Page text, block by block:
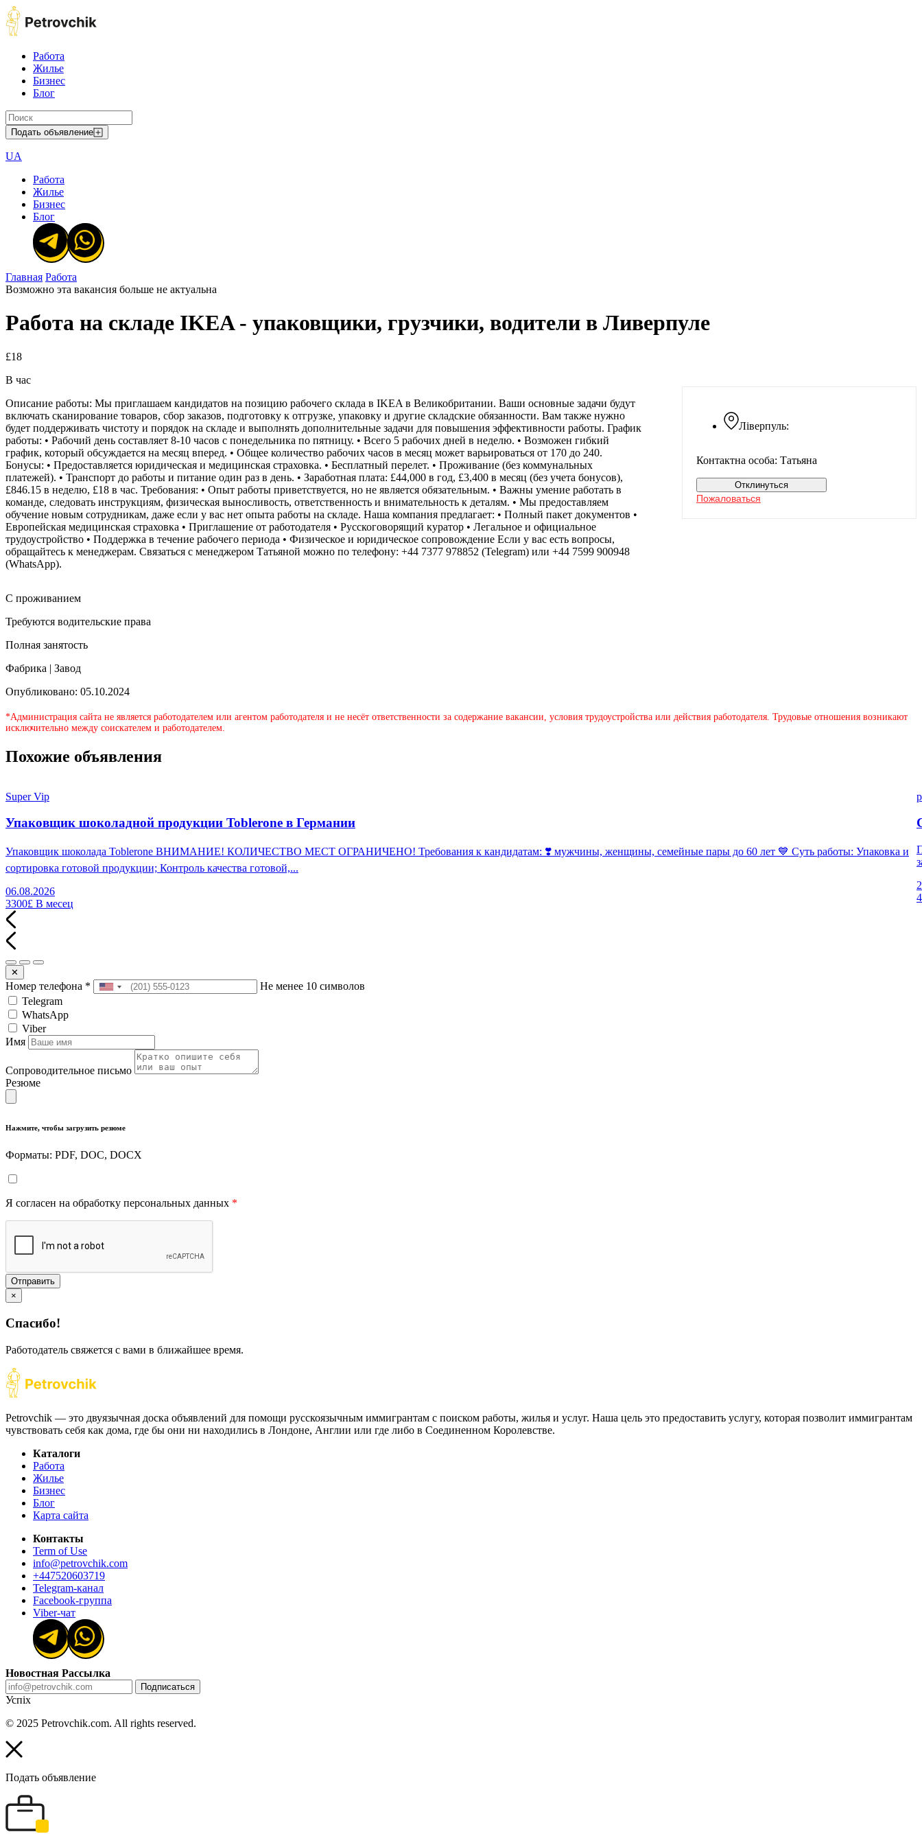
Работа
Жилье
Бизнес
Блог
Подать объявление
UA
Работа
Жилье
Бизнес
Блог
Главная Работа
Возможно эта вакансия больше не актуальна
Работа на складе IKEA - упаковщики, грузчики, водители в Ливерпуле
£18
В час
Ліверпуль:
Контактна особа: Татьяна
Отклинуться
Пожаловаться
Описание работы: Мы приглашаем кандидатов на позицию рабочего склада в IKEA в Великобритании. Ваши основные задачи будут
включать сканирование товаров, сбор заказов, подготовку к отгрузке, упаковку и другие складские обязанности. Вам также нужно
будет поддерживать чистоту и порядок на складе и выполнять дополнительные задачи для повышения эффективности работы. График
работы: • Рабочий день составляет 8-10 часов с понедельника по пятницу. • Всего 5 рабочих дней в неделю. • Возможен гибкий
график, который обсуждается на месяц вперед. • Общее количество рабочих часов в месяц может варьироваться от 170 до 240.
Бонусы: • Предоставляется юридическая и медицинская страховка. • Бесплатный перелет. • Проживание (без коммунальных
платежей). • Транспорт до работы и питание один раз в день. • Заработная плата: £44,000 в год, £3,400 в месяц (без учета бонусов),
£846.15 в неделю, £18 в час. Требования: • Опыт работы приветствуется, но не является обязательным. • Важны умение работать в
команде, следовать инструкциям, физическая выносливость, ответственность и внимательность к деталям. • Мы предоставляем
обучение новым сотрудникам, даже если у вас нет опыта работы на складе. Наша компания предлагает: • Полный пакет документов •
Европейская медицинская страховка • Приглашение от работодателя • Русскоговорящий куратор • Легальное и официальное
трудоустройство • Поддержка в течение рабочего периода • Физическое и юридическое сопровождение Если у вас есть вопросы,
обращайтесь к менеджерам. Связаться с менеджером Татьяной можно по телефону: +44 7377 978852 (Telegram) или +44 7599 900948
(WhatsApp).
С проживанием
Требуются водительские права
Полная занятость
Фабрика | Завод
Опубликовано: 05.10.2024
*Администрация сайта не является работодателем или агентом работодателя и не несёт ответственности за содержание вакансии, условия трудоустройства или действия работодателя. Трудовые отношения возникают
исключительно между соискателем и работодателем.
Похожие объявления
Super Vip
Упаковщик шоколадной продукции Toblerone в Германии
Упаковщик шоколада Toblerone ВНИМАНИЕ! КОЛИЧЕСТВО МЕСТ ОГРАНИЧЕНО! Требования к кандидатам: ❣️ мужчины, женщины, семейные пары до 60 лет 💙 Суть работы: Упаковка и
сортировка готовой продукции; Контроль качества готовой,...
06.08.2026
3300£ В месец
✕
Номер телефона *
Не менее 10 символов
Telegram
WhatsApp
Viber
Имя
Сопроводительное письмо
Резюме
Нажмите, чтобы загрузить резюме
Форматы: PDF, DOC, DOCX
Я согласен на обработку персональных данных *
Отправить
×
Спасибо!
Работодатель свяжется с вами в ближайшее время.
Petrovchik — это двуязычная доска объявлений для помощи русскоязычным иммигрантам с поиском работы, жилья и услуг. Наша цель это предоставить услугу, которая позволит иммигрантам
чувствовать себя как дома, где бы они ни находились в Лондоне, Англии или где либо в Соединенном Королевстве.
Каталоги
Работа
Жилье
Бизнес
Блог
Карта сайта
Контакты
Term of Use
info@petrovchik.com
+447520603719
Telegram-канал
Facebook-группа
Viber-чат
Новостная Рассылка
Подписаться
Успіх
© 2025 Petrovchik.com. All rights reserved.
Подать объявление